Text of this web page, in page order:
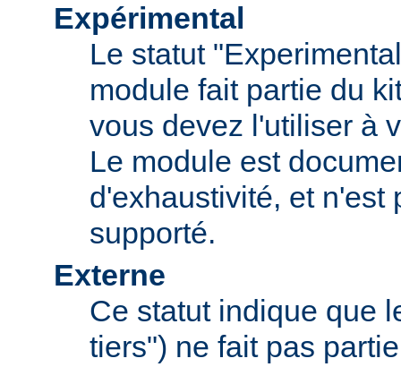
Expérimental
Le statut
module fait partie du
vous devez l'utiliser à
Le module est
d'exhaustivité, et n'est
supporté.
Externe
Ce statut indique que
tiers") ne fait pas